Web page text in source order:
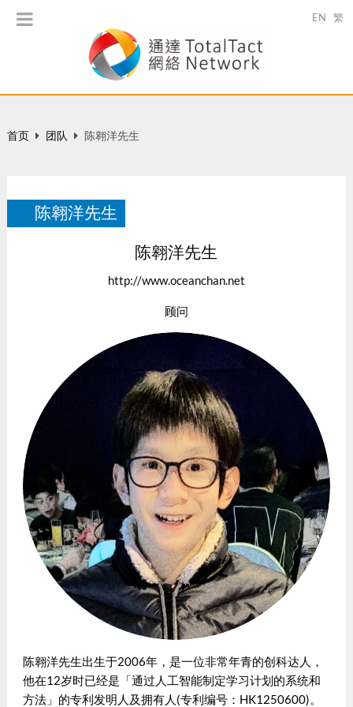
EN 繁
首页 团队 陈翱洋先生
陈翱洋先生
陈翱洋先生
http://www.oceanchan.net
顾问
陈翱洋先生出生于2006年，是一位非常年青的创科达人，
他在12岁时已经是「通过人工智能制定学习计划的系统和
方法」的专利发明人及拥有人(专利编号：HK1250600)。